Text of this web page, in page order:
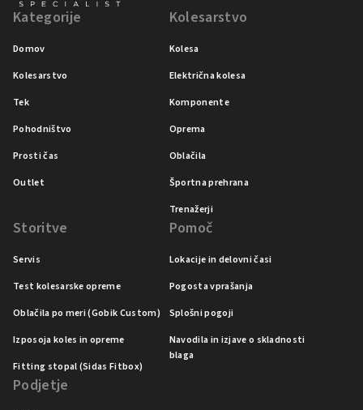
Kategorije
Domov
Kolesarstvo
Tek
Pohodništvo
Prosti čas
Outlet
Kolesarstvo
Kolesa
Električna kolesa
Komponente
Oprema
Oblačila
Športna prehrana
Trenažerji
Storitve
Servis
Test kolesarske opreme
Oblačila po meri (Gobik Custom)
Izposoja koles in opreme
Fitting stopal (Sidas Fitbox)
Pomoč
Lokacije in delovni časi
Pogosta vprašanja
Splošni pogoji
Navodila in izjave o skladnosti
blaga
Podjetje